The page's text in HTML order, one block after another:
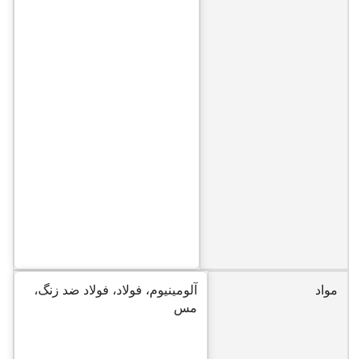
مواد
آلومینیوم، فولاد، فولاد ضد زنگ،
مس